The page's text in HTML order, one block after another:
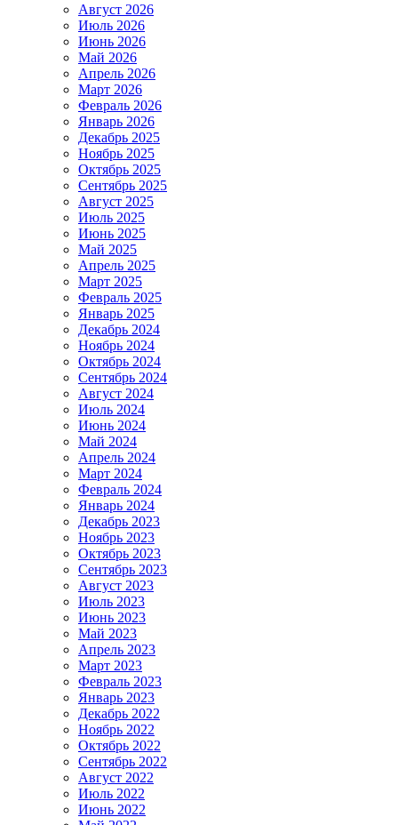
Август 2026
Июль 2026
Июнь 2026
Май 2026
Апрель 2026
Март 2026
Февраль 2026
Январь 2026
Декабрь 2025
Ноябрь 2025
Октябрь 2025
Сентябрь 2025
Август 2025
Июль 2025
Июнь 2025
Май 2025
Апрель 2025
Март 2025
Февраль 2025
Январь 2025
Декабрь 2024
Ноябрь 2024
Октябрь 2024
Сентябрь 2024
Август 2024
Июль 2024
Июнь 2024
Май 2024
Апрель 2024
Март 2024
Февраль 2024
Январь 2024
Декабрь 2023
Ноябрь 2023
Октябрь 2023
Сентябрь 2023
Август 2023
Июль 2023
Июнь 2023
Май 2023
Апрель 2023
Март 2023
Февраль 2023
Январь 2023
Декабрь 2022
Ноябрь 2022
Октябрь 2022
Сентябрь 2022
Август 2022
Июль 2022
Июнь 2022